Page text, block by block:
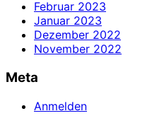
Februar 2023
Januar 2023
Dezember 2022
November 2022
Meta
Anmelden